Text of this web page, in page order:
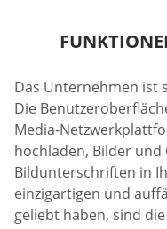
Das Unternehmen ist
Die
Media-
hochladen, Bilder
Bildunterschriften in
einzigartigen und
geliebt haben, sind